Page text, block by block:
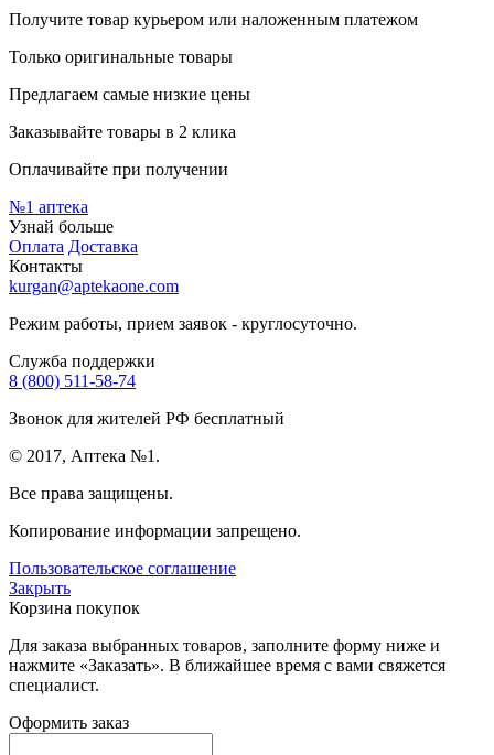
Получите товар курьером или наложенным платежом
Только оригинальные товары
Предлагаем самые низкие цены
Заказывайте товары в 2 клика
Оплачивайте при получении
№1 аптека
Узнай больше
Оплата Доставка
Контакты
kurgan@aptekaone.com
Режим работы, прием заявок - круглосуточно.
Служба поддержки
8 (800) 511-58-74
Звонок для жителей РФ бесплатный
© 2017, Аптека №1.
Все права защищены.
Копирование информации запрещено.
Пользовательское соглашение
Закрыть
Корзина покупок
Для заказа выбранных товаров, заполните форму ниже и
нажмите «Заказать». В ближайшее время с вами свяжется
специалист.
Оформить заказ